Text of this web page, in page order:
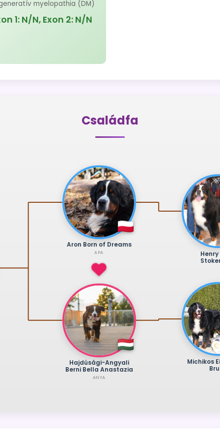
myelopathia (DM)
1: N/N, Exon 2: N/N
Családfa
Aron Born of Dreams
APA
Hajdúsági-Angyali
Berni Bella Anastazia
ANYA
Michikos